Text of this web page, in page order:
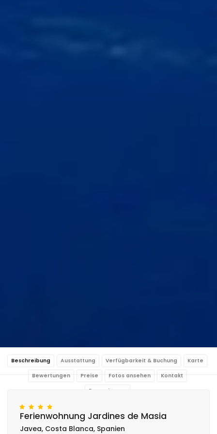
Beschreibung Ausstattung Verfügbarkeit & Buchung Karte
Bewertungen Preise Fotos ansehen Kontakt
Reservierung
Ferienwohnung Jardines de Masia
Javea, Costa Blanca, Spanien